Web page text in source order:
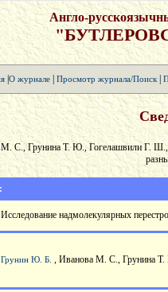
Англо-
| О журнале| Просмотр журнала/Поиск|
С., Грунина Т. Ю., Гогелашвили Г.
Исследование надмолекулярных
Грунин Ю. Б. , Иванова М. С., Грунина